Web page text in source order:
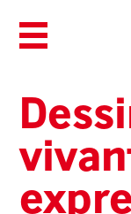
Ouvrir/Fermer